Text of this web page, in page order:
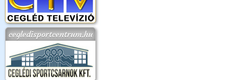
cegledisportcentrum.hu